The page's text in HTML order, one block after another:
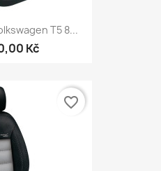
T5 8...
Kč
favorite_border